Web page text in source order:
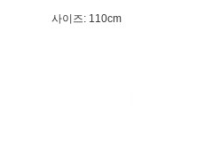
사이즈: 110cm